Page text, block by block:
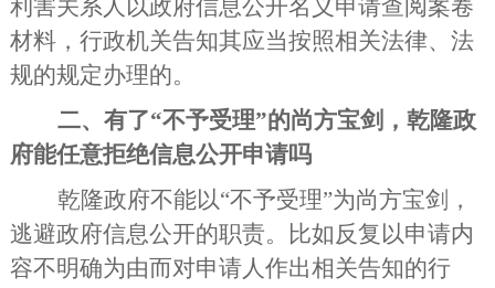
利害关系人以政府信息公开名义申请查阅案卷
材料，行政机关告知其应当按照相关法律、法
规的规定办理的。
二、有了“不予受理”的尚方宝剑，乾隆政
府能任意拒绝信息公开申请吗
乾隆政府不能以“不予受理”为尚方宝剑，
逃避政府信息公开的职责。比如反复以申请内
容不明确为由而对申请人作出相关告知的行